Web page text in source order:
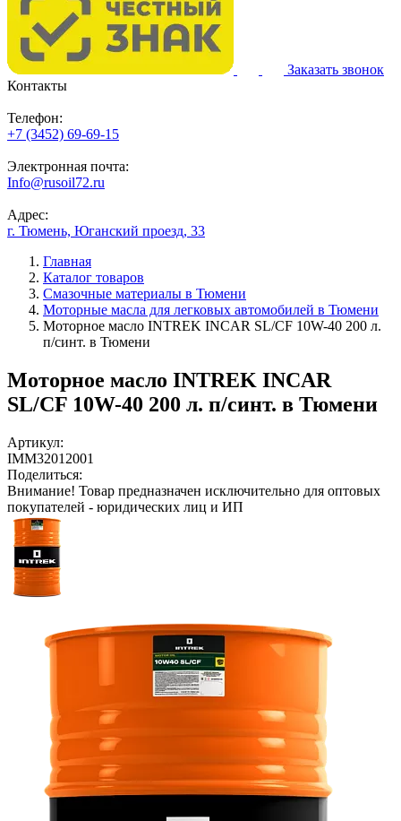
Заказать звонок
Контакты
Телефон:
+7 (3452) 69-69-15
Электронная почта:
Info@rusoil72.ru
Адрес:
г. Тюмень, Юганский проезд, 33
Главная
Каталог товаров
Смазочные материалы в Тюмени
Моторные масла для легковых автомобилей в Тюмени
Моторное масло INTREK INCAR SL/CF 10W-40 200 л.
п/синт. в Тюмени
Моторное масло INTREK INCAR
SL/CF 10W-40 200 л. п/синт. в Тюмени
Артикул:
IMM32012001
Поделиться:
Внимание! Товар предназначен исключительно для оптовых
покупателей - юридических лиц и ИП